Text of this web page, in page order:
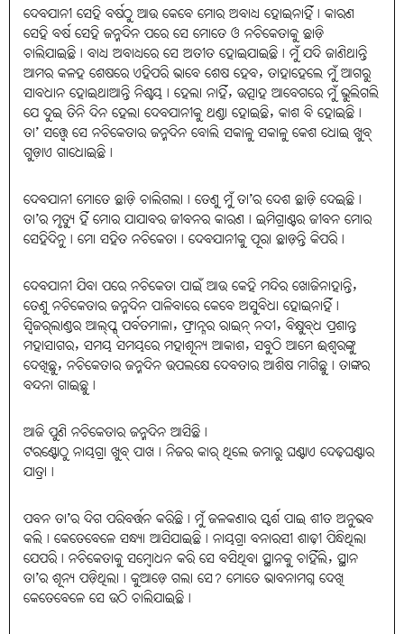
ଦେବଯାନୀ ସେହି ବର୍ଷଠୁ ଆଉ କେବେ ମୋର ଅବାଧ୍ୟ ହୋଇନାହିଁ। କାରଣ
ସେହି ବର୍ଷ ସେହି ଜନ୍ମଦିନ ପରେ ସେ ମୋତେ ଓ ନଚିକେତାକୁ ଛାଡ଼ି
ଚାଲିଯାଇଛି। ବାଧ୍ୟ ଅବାଧ୍ୟରେ ସେ ଅତୀତ ହୋଇଯାଇଛି। ମୁଁ ଯଦି ଜାଣିଥାନ୍ତି
ଆମର କଳହ ଶେଷରେ ଏହିପରି ଭାବେ ଶେଷ ହେବ, ତାହାହେଲେ ମୁଁ ଆଗରୁ
ସାବଧାନ ହୋଇଥାଆନ୍ତି ନିଶ୍ଚୟ। ହେଲା ନାହିଁ, ଉତ୍ସାହ ଆବେଗରେ ମୁଁ ଭୁଲିଗଲି
ଯେ ଦୁଇ ତିନି ଦିନ ହେଲା ଦେବଯାନୀକୁ ଥଣ୍ଡା ହୋଇଛି, କାଶ ବି ହୋଇଛି।
ତା’ ସତ୍ତ୍ୱେ ସେ ନଚିକେତାର ଜନ୍ମଦିନ ବୋଲି ସକାଳୁ ସକାଳୁ କେଶ ଧୋଇ ଖୁବ୍‌
ଗୁଡ଼ାଏ ଗାଧୋଇଛି।
ଦେବଯାନୀ ମୋତେ ଛାଡ଼ି ଚାଲିଗଲା। ତେଣୁ ମୁଁ ତା’ର ଦେଶ ଛାଡ଼ି ଦେଇଛି।
ତା’ର ମୃତ୍ୟୁ ହିଁ ମୋର ଯାଯାବର ଜୀବନର କାରଣ। ଇମିଗ୍ରାଣ୍ଟର ଜୀବନ ମୋର
ସେହିଦିନୁ। ମୋ ସହିତ ନଚିକେତା। ଦେବଯାନୀକୁ ପୂରା ଛାଡ଼ନ୍ତି କିପରି।
ଦେବଯାନୀ ଯିବା ପରେ ନଚିକେତା ପାଇଁ ଆଉ କେହି ମନ୍ଦିର ଖୋଜିନାହାନ୍ତି,
ତେଣୁ ନଚିକେତାର ଜନ୍ମଦିନ ପାଳିବାରେ କେବେ ଅସୁବିଧା ହୋଇନାହିଁ।
ସ୍ବିଜର୍‌ଲାଣ୍ଡର ଆଲ୍‌ପ୍ସ୍‌ ପର୍ବତମାଳା, ଫ୍ରାନ୍ସର ରାଇନ୍‌ ନଦୀ, ବିକ୍ଷୁବ୍‌ଧ ପ୍ରଶାନ୍ତ
ମହାସାଗର, ସମୟ ସମୟରେ ମହାଶୂନ୍ୟ ଆକାଶ, ସବୁଠି ଆମେ ଈଶ୍ବରଙ୍କୁ
ଦେଖିଛୁ, ନଚିକେତାର ଜନ୍ମଦିନ ଉପଲକ୍ଷେ ଦେବତାର ଆଶିଷ ମାଗିଛୁ। ତାଙ୍କର
ବନ୍ଦନା ଗାଇଛୁ।
ଆଜି ପୁଣି ନଚିକେତାର ଜନ୍ମଦିନ ଆସିଛି।
ଟରଣ୍ଟୋଠୁ ନାୟଗ୍ରା ଖୁବ୍‌ ପାଖ। ନିଜର କାର୍‌ ଥିଲେ ଜମାରୁ ଘଣ୍ଟାଏ ଦେଢ଼ଘଣ୍ଟାର
ଯାତ୍ରା।
ପବନ ତା’ର ଦିଗ ପରିବର୍ତ୍ତନ କରିଛି। ମୁଁ ଜଳକଣାର ସ୍ପର୍ଶ ପାଇ ଶୀତ ଅନୁଭବ
କଲି। କେତେବେଳେ ସନ୍ଧ୍ୟା ଆସିଯାଇଛି। ନାୟଗ୍ରା ବନାରସୀ ଶାଢ଼ୀ ପିନ୍ଧିଥିଲା
ଯେପରି। ନଚିକେତାକୁ ସମ୍ବୋଧନ କରି ସେ ବସିଥିବା ସ୍ଥାନକୁ ଚାହିଁଲି, ସ୍ଥାନ
ତା’ର ଶୂନ୍ୟ ପଡ଼ିଥିଲା। କୁଆଡ଼େ ଗଲା ସେ? ମୋତେ ଭାବନାମଗ୍ନ ଦେଖି
କେତେବେଳେ ସେ ଉଠି ଚାଲିଯାଇଛି।